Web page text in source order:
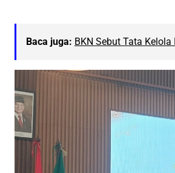
Baca juga: BKN Sebut Tata